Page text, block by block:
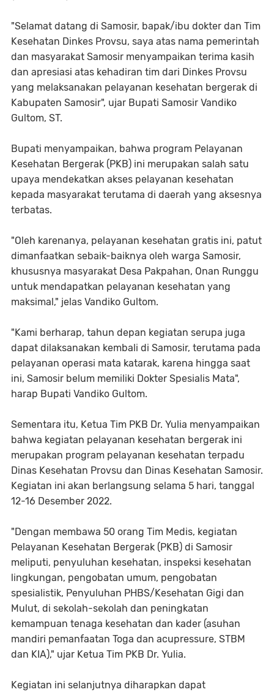
"Selamat datang di Samosir, bapak/ibu dokter dan Tim
Kesehatan Dinkes Provsu, saya atas nama pemerintah
dan masyarakat Samosir menyampaikan terima kasih
dan apresiasi atas kehadiran tim dari Dinkes Provsu
yang melaksanakan pelayanan kesehatan bergerak di
Kabupaten Samosir", ujar Bupati Samosir Vandiko
Gultom, ST.
Bupati menyampaikan, bahwa program Pelayanan
Kesehatan Bergerak (PKB) ini merupakan salah satu
upaya mendekatkan akses pelayanan kesehatan
kepada masyarakat terutama di daerah yang aksesnya
terbatas.
"Oleh karenanya, pelayanan kesehatan gratis ini, patut
dimanfaatkan sebaik-baiknya oleh warga Samosir,
khususnya masyarakat Desa Pakpahan, Onan Runggu
untuk mendapatkan pelayanan kesehatan yang
maksimal," jelas Vandiko Gultom.
"Kami berharap, tahun depan kegiatan serupa juga
dapat dilaksanakan kembali di Samosir, terutama pada
pelayanan operasi mata katarak, karena hingga saat
ini, Samosir belum memiliki Dokter Spesialis Mata",
harap Bupati Vandiko Gultom.
Sementara itu, Ketua Tim PKB Dr. Yulia menyampaikan
bahwa kegiatan pelayanan kesehatan bergerak ini
merupakan program pelayanan kesehatan terpadu
Dinas Kesehatan Provsu dan Dinas Kesehatan Samosir.
Kegiatan ini akan berlangsung selama 5 hari, tanggal
12-16 Desember 2022.
"Dengan membawa 50 orang Tim Medis, kegiatan
Pelayanan Kesehatan Bergerak (PKB) di Samosir
meliputi, penyuluhan kesehatan, inspeksi kesehatan
lingkungan, pengobatan umum, pengobatan
spesialistik, Penyuluhan PHBS/Kesehatan Gigi dan
Mulut, di sekolah-sekolah dan peningkatan
kemampuan tenaga kesehatan dan kader (asuhan
mandiri pemanfaatan Toga dan acupressure, STBM
dan KIA)," ujar Ketua Tim PKB Dr. Yulia.
Kegiatan ini selanjutnya diharapkan dapat